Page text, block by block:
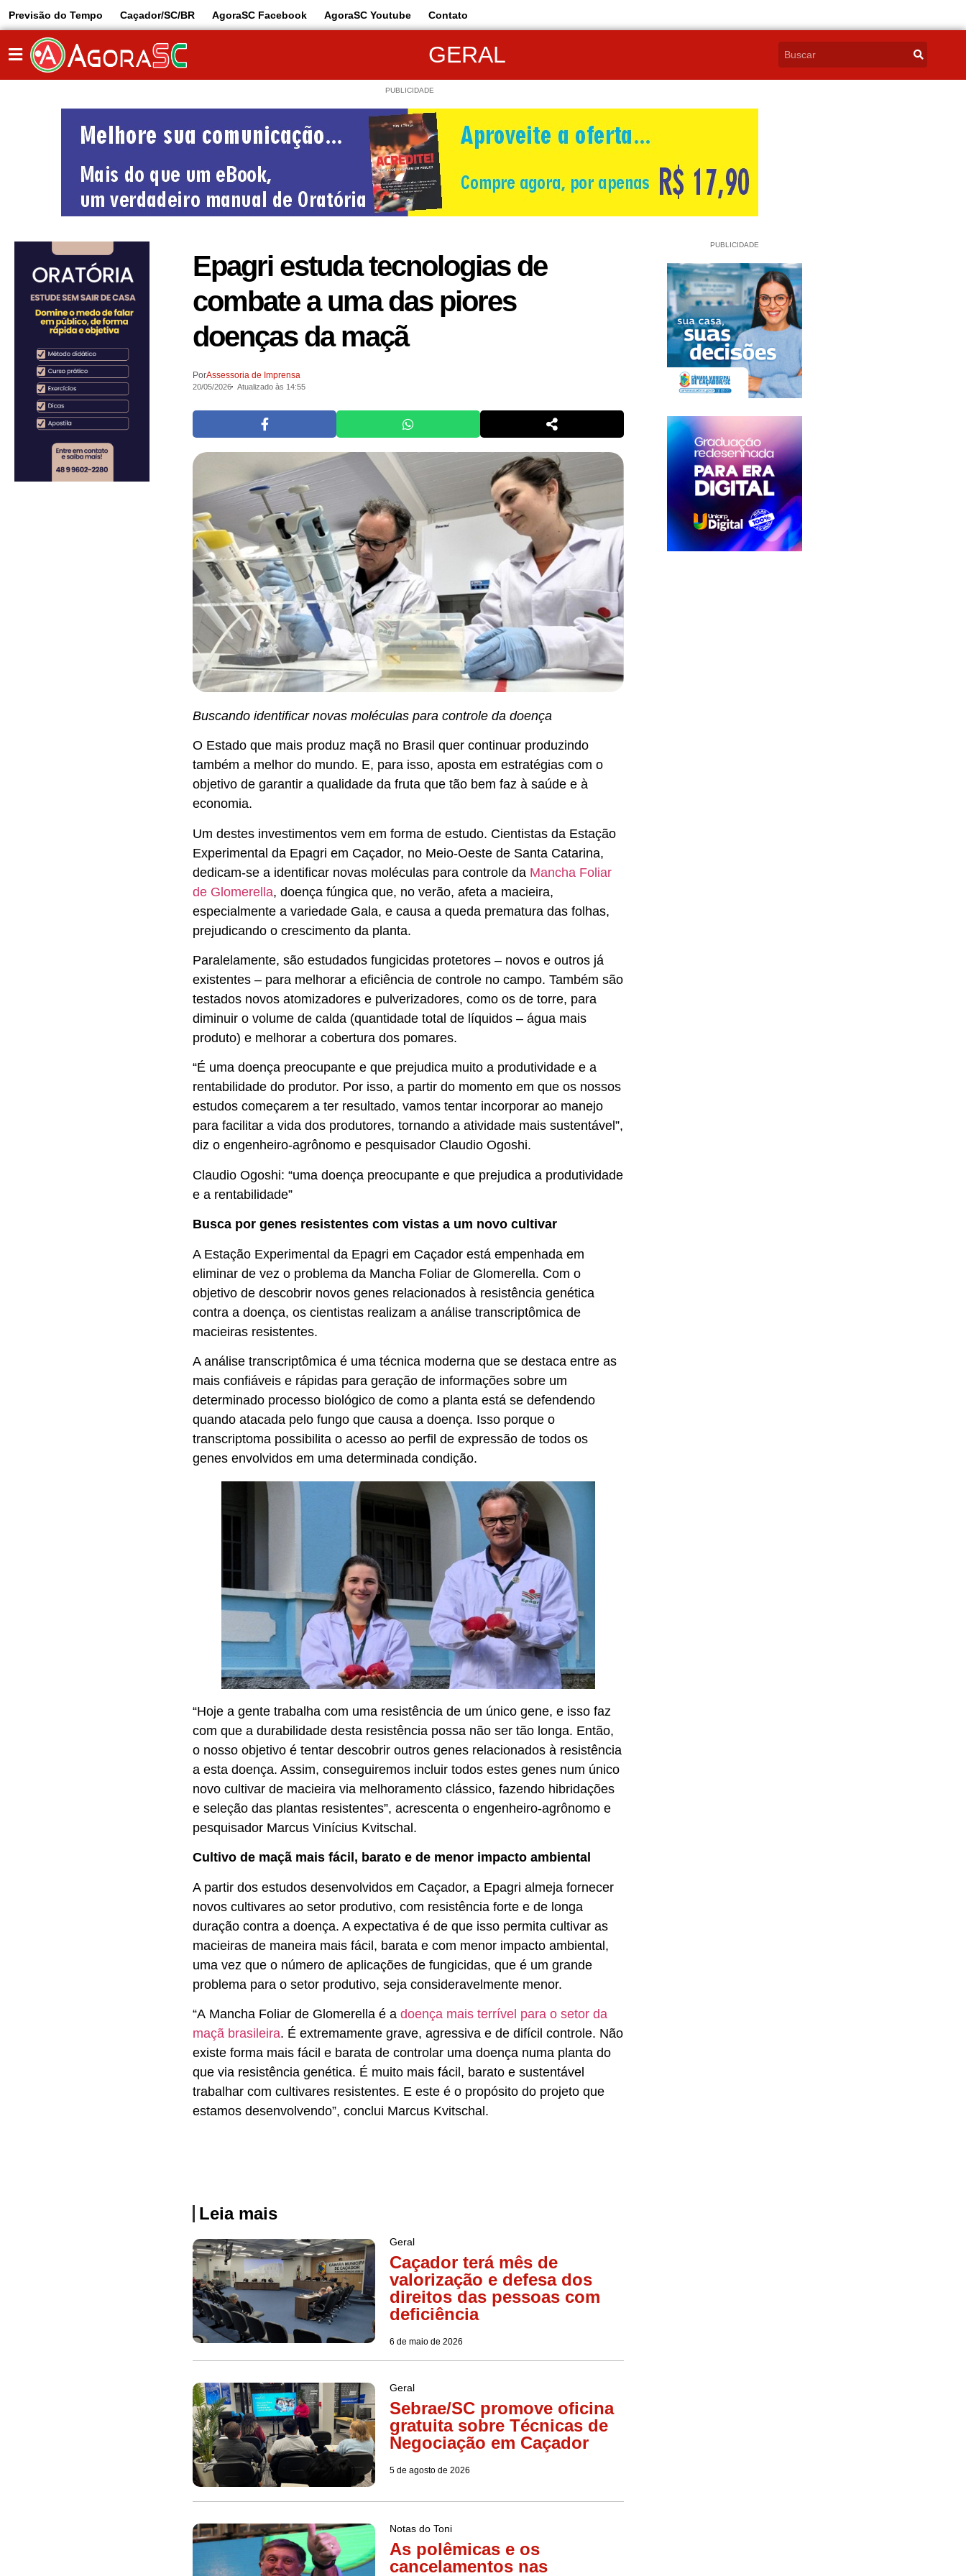
Previsão do Tempo Caçador/SC/BR AgoraSC Facebook AgoraSC Youtube Contato
GERAL
PUBLICIDADE
Epagri estuda tecnologias de
combate a uma das piores
doenças da maçã
PorAssessoria de Imprensa
20/05/2026 Atualizado às 14:55
Buscando identificar novas moléculas para controle da doença
O Estado que mais produz maçã no Brasil quer continuar produzindo
também a melhor do mundo. E, para isso, aposta em estratégias com o
objetivo de garantir a qualidade da fruta que tão bem faz à saúde e à
economia.
Um destes investimentos vem em forma de estudo. Cientistas da Estação
Experimental da Epagri em Caçador, no Meio-Oeste de Santa Catarina,
dedicam-se a identificar novas moléculas para controle da Mancha Foliar
de Glomerella, doença fúngica que, no verão, afeta a macieira,
especialmente a variedade Gala, e causa a queda prematura das folhas,
prejudicando o crescimento da planta.
Paralelamente, são estudados fungicidas protetores – novos e outros já
existentes – para melhorar a eficiência de controle no campo. Também são
testados novos atomizadores e pulverizadores, como os de torre, para
diminuir o volume de calda (quantidade total de líquidos – água mais
produto) e melhorar a cobertura dos pomares.
“É uma doença preocupante e que prejudica muito a produtividade e a
rentabilidade do produtor. Por isso, a partir do momento em que os nossos
estudos começarem a ter resultado, vamos tentar incorporar ao manejo
para facilitar a vida dos produtores, tornando a atividade mais sustentável”,
diz o engenheiro-agrônomo e pesquisador Claudio Ogoshi.
Claudio Ogoshi: “uma doença preocupante e que prejudica a produtividade
e a rentabilidade”
Busca por genes resistentes com vistas a um novo cultivar
A Estação Experimental da Epagri em Caçador está empenhada em
eliminar de vez o problema da Mancha Foliar de Glomerella. Com o
objetivo de descobrir novos genes relacionados à resistência genética
contra a doença, os cientistas realizam a análise transcriptômica de
macieiras resistentes.
A análise transcriptômica é uma técnica moderna que se destaca entre as
mais confiáveis e rápidas para geração de informações sobre um
determinado processo biológico de como a planta está se defendendo
quando atacada pelo fungo que causa a doença. Isso porque o
transcriptoma possibilita o acesso ao perfil de expressão de todos os
genes envolvidos em uma determinada condição.
“Hoje a gente trabalha com uma resistência de um único gene, e isso faz
com que a durabilidade desta resistência possa não ser tão longa. Então,
o nosso objetivo é tentar descobrir outros genes relacionados à resistência
a esta doença. Assim, conseguiremos incluir todos estes genes num único
novo cultivar de macieira via melhoramento clássico, fazendo hibridações
e seleção das plantas resistentes”, acrescenta o engenheiro-agrônomo e
pesquisador Marcus Vinícius Kvitschal.
Cultivo de maçã mais fácil, barato e de menor impacto ambiental
A partir dos estudos desenvolvidos em Caçador, a Epagri almeja fornecer
novos cultivares ao setor produtivo, com resistência forte e de longa
duração contra a doença. A expectativa é de que isso permita cultivar as
macieiras de maneira mais fácil, barata e com menor impacto ambiental,
uma vez que o número de aplicações de fungicidas, que é um grande
problema para o setor produtivo, seja consideravelmente menor.
“A Mancha Foliar de Glomerella é a doença mais terrível para o setor da
maçã brasileira. É extremamente grave, agressiva e de difícil controle. Não
existe forma mais fácil e barata de controlar uma doença numa planta do
que via resistência genética. É muito mais fácil, barato e sustentável
trabalhar com cultivares resistentes. E este é o propósito do projeto que
estamos desenvolvendo”, conclui Marcus Kvitschal.
Leia mais
Geral
Caçador terá mês de
valorização e defesa dos
direitos das pessoas com
deficiência
6 de maio de 2026
Geral
Sebrae/SC promove oficina
gratuita sobre Técnicas de
Negociação em Caçador
5 de agosto de 2026
Notas do Toni
As polêmicas e os
cancelamentos nas
PUBLICIDADE